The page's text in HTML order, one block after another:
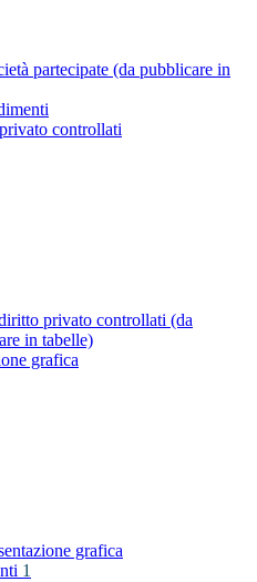
partecipate (da pubblicare in
controllati
privato controllati (da
in tabelle)
grafica
grafica
1